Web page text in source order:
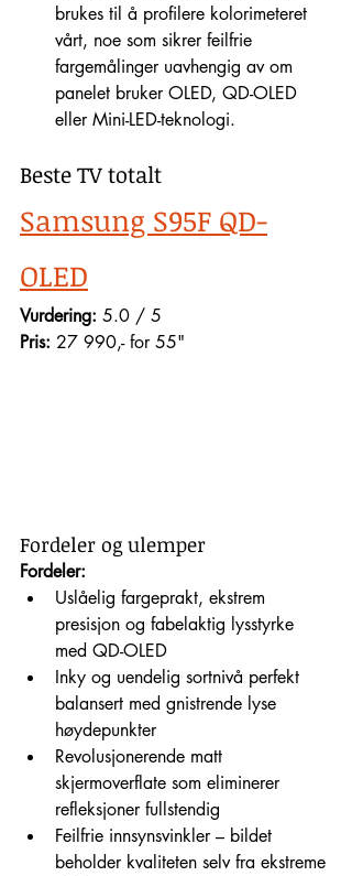
brukes til å profilere kolorimeteret
vårt, noe som sikrer feilfrie
fargemålinger uavhengig av om
panelet bruker OLED, QD-OLED
eller Mini-LED-teknologi.
Beste TV totalt
Samsung S95F QD-
OLED
Vurdering: 5.0 / 5
Pris: 27 990,- for 55"
Fordeler og ulemper
Fordeler:
Uslåelig fargeprakt, ekstrem
presisjon og fabelaktig lysstyrke
med QD-OLED
Inky og uendelig sortnivå perfekt
balansert med gnistrende lyse
høydepunkter
Revolusjonerende matt
skjermoverflate som eliminerer
refleksjoner fullstendig
Feilfrie innsynsvinkler – bildet
beholder kvaliteten selv fra ekstreme